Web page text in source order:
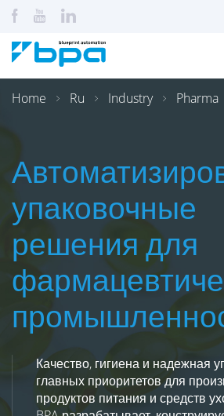
Home Ru Industry Pharma
упаковочные
решения для
Качество, гигиена и надежная
главных приоритетов для
продуктов питания и средств